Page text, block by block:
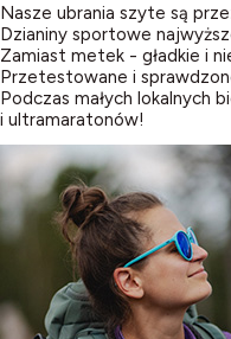
Nasze ubrania szyte są
Dzianiny sportowe
Zamiast metek - gładkie i
Przetestowane i
Podczas małych lokalnych
i ultramaratonów!